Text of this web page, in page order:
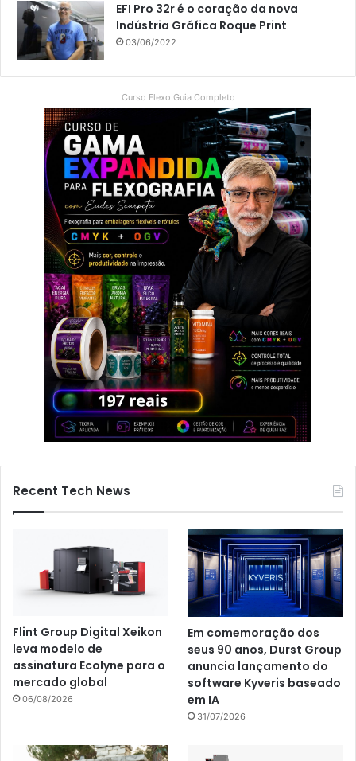
EFI Pro 32r é o coração da nova
Indústria Gráfica Roque Print
03/06/2022
Curso Flexo Guia Completo
Recent Tech News
Flint Group Digital Xeikon
leva modelo de
assinatura Ecolyne para o
mercado global
06/08/2026
Em comemoração dos
seus 90 anos, Durst Group
anuncia lançamento do
software Kyveris baseado
em IA
31/07/2026